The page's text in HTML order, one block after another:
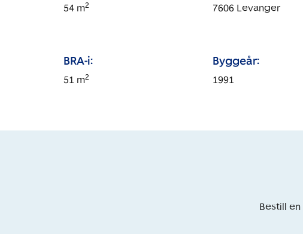
54m2 7606 Levanger
BRA-i:
51 m2
Byggeår:
1991
Bestill